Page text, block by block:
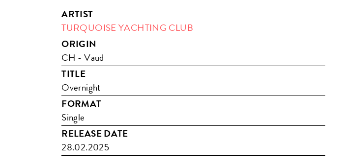
ARTIST
TURQUOISE YACHTING CLUB
ORIGIN
CH - Vaud
TITLE
Overnight
FORMAT
Single
RELEASE DATE
28.02.2025